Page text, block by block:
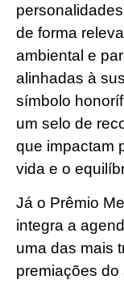
de forma
ambiental e
alinhadas à
símbolo
um selo de
que impactam
vida e o
Já o Prêmio
integra a
uma das mais
premiações do